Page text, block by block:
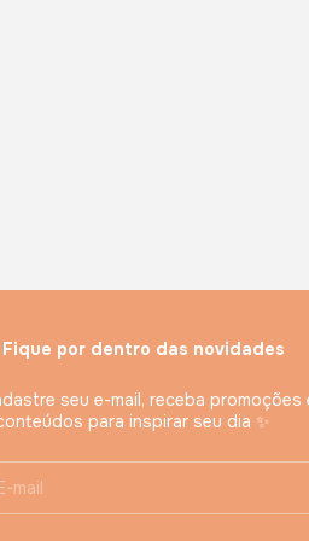
Fique por dentro das novidades
seu e-mail, receba promoções
para inspirar seu dia ✨